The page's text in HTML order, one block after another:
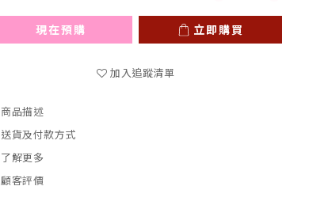
現在預購 立即購買
加入追蹤清單
商品描述
送貨及付款方式
了解更多
顧客評價